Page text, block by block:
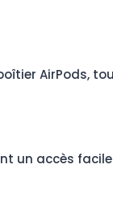
AirPods,
un accès